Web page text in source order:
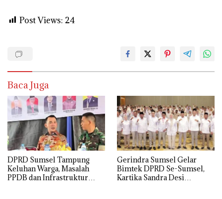
Post Views: 24
Baca Juga
DPRD Sumsel Tampung
Keluhan Warga, Masalah
PPDB dan Infrastruktur
Gerindra Sumsel Gelar
Bimtek DPRD Se-Sumsel,
Kartika Sandra Desi